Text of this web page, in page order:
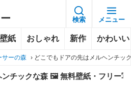
検索 メニュー
紙 おしゃれ 新作 かわいい
サーの森 › どこでもドアの先はメルヘンチッ
ンチックな森 🖼️ 無料壁紙・フリー写